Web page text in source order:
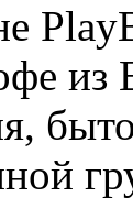
из